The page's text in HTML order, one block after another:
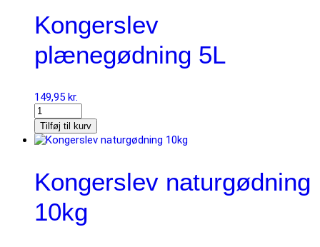
Kongerslev
plænegødning 5L
149,95 kr.
Tilføj til kurv
Kongerslev naturgødning
10kg